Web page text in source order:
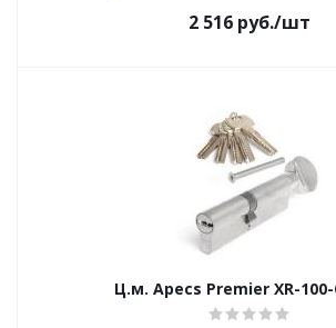
2 516 руб./шт
Ц.м. Apecs Premier XR-100-